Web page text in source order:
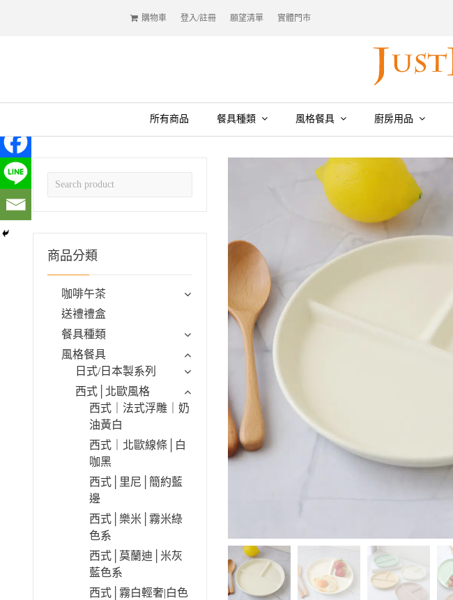
購物車 登入/註冊 願望清單 實體門市
所有商品 餐具種類 風格餐具 廚房用品
商品分類
咖啡午茶
送禮禮盒
餐具種類
風格餐具
日式/日本製系列
西式│北歐風格
西式｜法式浮雕｜奶
油黃白
西式｜北歐線條│白
咖黑
西式│里尼│簡約藍
邊
西式│樂米│霧米綠
色系
西式│莫蘭迪│米灰
藍色系
西式│霧白輕奢|白色